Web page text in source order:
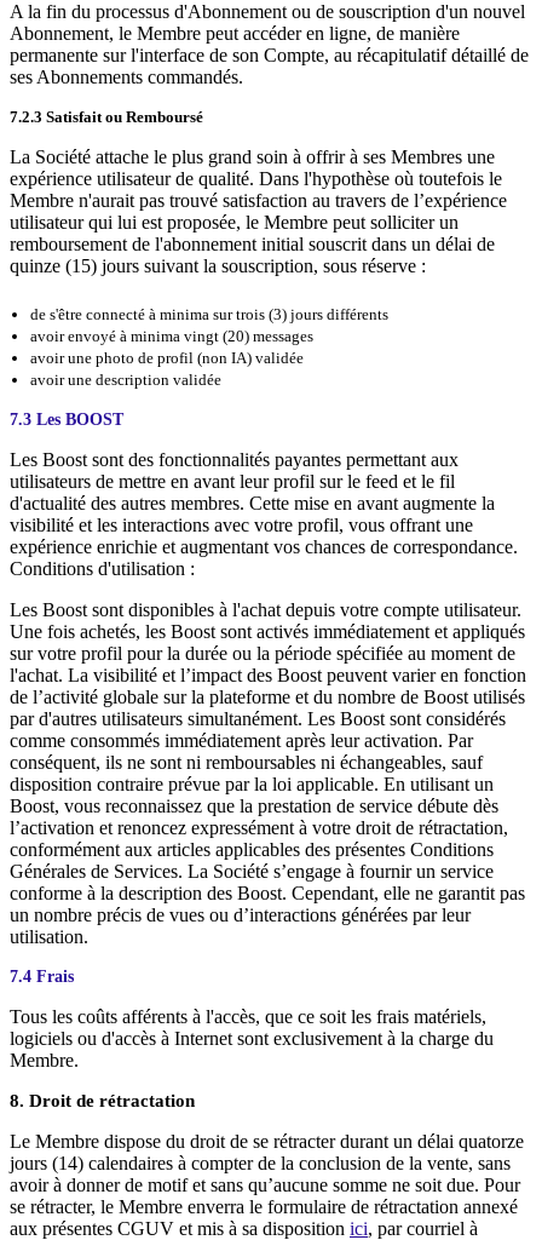
A la fin du processus d'Abonnement ou de souscription d'un nouvel
Abonnement, le Membre peut accéder en ligne, de manière
permanente sur l'interface de son Compte, au récapitulatif détaillé de
ses Abonnements commandés.
7.2.3 Satisfait ou Remboursé
La Société attache le plus grand soin à offrir à ses Membres une
expérience utilisateur de qualité. Dans l'hypothèse où toutefois le
Membre n'aurait pas trouvé satisfaction au travers de l’expérience
utilisateur qui lui est proposée, le Membre peut solliciter un
remboursement de l'abonnement initial souscrit dans un délai de
quinze (15) jours suivant la souscription, sous réserve :
de s'être connecté à minima sur trois (3) jours différents
avoir envoyé à minima vingt (20) messages
avoir une photo de profil (non IA) validée
avoir une description validée
7.3 Les BOOST
Les Boost sont des fonctionnalités payantes permettant aux
utilisateurs de mettre en avant leur profil sur le feed et le fil
d'actualité des autres membres. Cette mise en avant augmente la
visibilité et les interactions avec votre profil, vous offrant une
expérience enrichie et augmentant vos chances de correspondance.
Conditions d'utilisation :
Les Boost sont disponibles à l'achat depuis votre compte utilisateur.
Une fois achetés, les Boost sont activés immédiatement et appliqués
sur votre profil pour la durée ou la période spécifiée au moment de
l'achat. La visibilité et l’impact des Boost peuvent varier en fonction
de l’activité globale sur la plateforme et du nombre de Boost utilisés
par d'autres utilisateurs simultanément. Les Boost sont considérés
comme consommés immédiatement après leur activation. Par
conséquent, ils ne sont ni remboursables ni échangeables, sauf
disposition contraire prévue par la loi applicable. En utilisant un
Boost, vous reconnaissez que la prestation de service débute dès
l’activation et renoncez expressément à votre droit de rétractation,
conformément aux articles applicables des présentes Conditions
Générales de Services. La Société s’engage à fournir un service
conforme à la description des Boost. Cependant, elle ne garantit pas
un nombre précis de vues ou d’interactions générées par leur
utilisation.
7.4 Frais
Tous les coûts afférents à l'accès, que ce soit les frais matériels,
logiciels ou d'accès à Internet sont exclusivement à la charge du
Membre.
8. Droit de rétractation
Le Membre dispose du droit de se rétracter durant un délai quatorze
jours (14) calendaires à compter de la conclusion de la vente, sans
avoir à donner de motif et sans qu’aucune somme ne soit due. Pour
se rétracter, le Membre enverra le formulaire de rétractation annexé
aux présentes CGUV et mis à sa disposition ici, par courriel à